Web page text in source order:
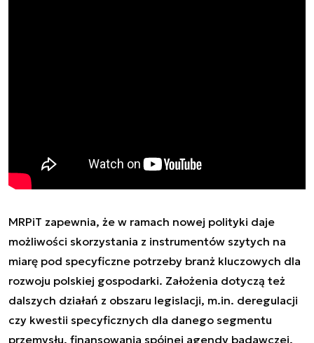
MRPiT zapewnia, że w ramach nowej polityki daje
możliwości skorzystania z instrumentów szytych na
miarę pod specyficzne potrzeby branż kluczowych dla
rozwoju polskiej gospodarki. Założenia dotyczą też
dalszych działań z obszaru legislacji, m.in. deregulacji
czy kwestii specyficznych dla danego segmentu
przemysłu, finansowania spójnej agendy badawczej.